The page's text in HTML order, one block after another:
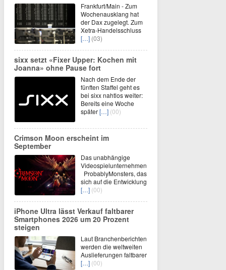
Frankfurt/Main - Zum
Wochenausklang hat
der Dax zugelegt. Zum
Xetra-Handelsschluss
[…] (03)
sixx setzt «Fixer Upper: Kochen mit
Joanna» ohne Pause fort
Nach dem Ende der
fünften Staffel geht es
bei sixx nahtlos weiter:
Bereits eine Woche
später[…] (00)
Crimson Moon erscheint im
September
Das unabhängige
Videospielunternehmen
ProbablyMonsters, das
sich auf die Entwicklung
[…] (00)
iPhone Ultra lässt Verkauf faltbarer
Smartphones 2026 um 20 Prozent
steigen
Laut Branchenberichten
werden die weltweiten
Auslieferungen faltbarer
[…] (00)